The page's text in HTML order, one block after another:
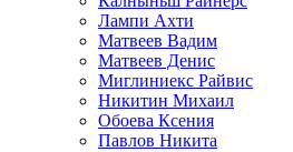
Лампи Ахти
Матвеев Вадим
Матвеев Денис
Миглиниекс Райвис
Никитин Михаил
Обоева Ксения
Павлов Никита